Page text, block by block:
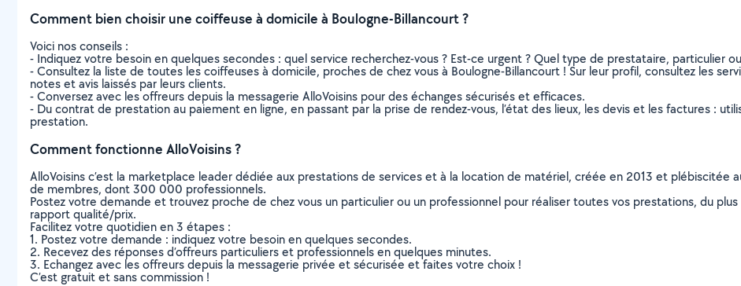
Comment bien choisir une coiffeuse à domicile à Boulogne-Billancourt ?
Voici nos conseils :
- Indiquez votre besoin en quelques secondes : quel service recherchez-vous ? Est-ce urgent ? Quel type de prestataire, particulier
- Consultez la liste de toutes les coiffeuses à domicile, proches de chez vous à Boulogne-Billancourt ! Sur leur profil, consultez les
notes et avis laissés par leurs clients.
- Conversez avec les offreurs depuis la messagerie AlloVoisins pour des échanges sécurisés et efficaces.
- Du contrat de prestation au paiement en ligne, en passant par la prise de rendez-vous, l’état des lieux, les devis et les factures :
prestation.
Comment fonctionne AlloVoisins ?
AlloVoisins c’est la marketplace leader dédiée aux prestations de services et à la location de matériel, créée en 2013 et plébiscitée
de membres, dont 300 000 professionnels.
Postez votre demande et trouvez proche de chez vous un particulier ou un professionnel pour réaliser toutes vos prestations, du
rapport qualité/prix.
Facilitez votre quotidien en 3 étapes :
1. Postez votre demande : indiquez votre besoin en quelques secondes.
2. Recevez des réponses d’offreurs particuliers et professionnels en quelques minutes.
3. Echangez avec les offreurs depuis la messagerie privée et sécurisée et faites votre choix !
C’est gratuit et sans commission !